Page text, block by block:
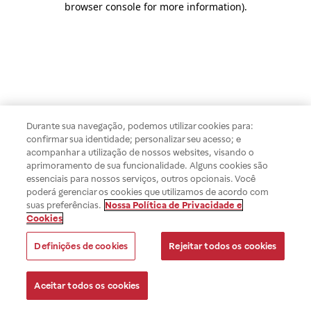
browser console for more information).
Durante sua navegação, podemos utilizar cookies para:
confirmar sua identidade; personalizar seu acesso; e
acompanhar a utilização de nossos websites, visando o
aprimoramento de sua funcionalidade. Alguns cookies são
essenciais para nossos serviços, outros opcionais. Você
poderá gerenciar os cookies que utilizamos de acordo com
suas preferências. Nossa Política de Privacidade e
Cookies
Definições de cookies Rejeitar todos os cookies
Aceitar todos os cookies